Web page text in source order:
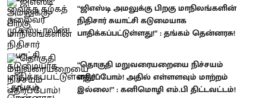
“ஜிஎஸ்டி அமலுக்கு பிறகு மாநிலங்களின்
நிதிசார் சுயாட்சி கடுமையாக
பாதிக்கப்பட்டுள்ளது!” : தங்கம் தென்னரசு!
“தொகுதி மறுவரையறையை நிச்சயம்
எதிர்ப்போம்! அதில் எள்ளளவும் மாற்றம்
இல்லை!” : கனிமொழி எம்.பி திட்டவட்டம்!